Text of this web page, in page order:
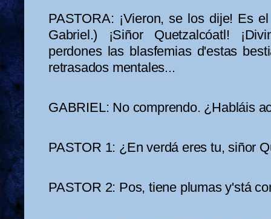
PASTORA: ¡Vieron, se los dije! Es
Gabriel.) ¡Siñor Quetzalcóatl!
perdones las blasfemias d'estas
retrasados mentales...
GABRIEL: No comprendo. ¿Habláis
PASTOR 1: ¿En verdá eres tu, siñor
PASTOR 2: Pos, tiene plumas y'stá